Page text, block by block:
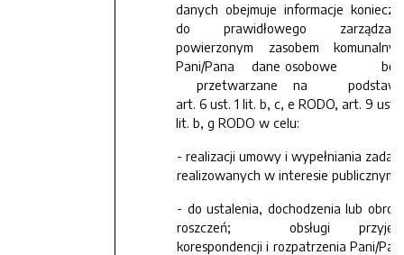
danych obejmuje informacje
do prawidłowego
powierzonym zasobem
Pani/Pana dane osobowe
przetwarzane na
art. 6 ust. 1 lit. b, c, e RODO, art. 9 ust.
lit. b, g RODO w celu:
- realizacji umowy i wypełniania zadań
realizowanych w interesie publicznym;
- do ustalenia, dochodzenia lub
roszczeń; obsługi
korespondencji i rozpatrzenia Pani/